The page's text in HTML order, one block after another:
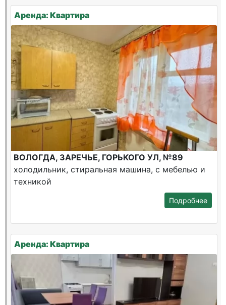
Аренда: Квартира
ВОЛОГДА, ЗАРЕЧЬЕ, ГОРЬКОГО УЛ, №89
холодильник, стиральная машина, с мебелью и
техникой
Подробнее
Аренда: Квартира